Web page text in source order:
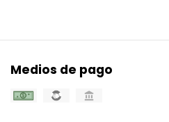
Medios de pago